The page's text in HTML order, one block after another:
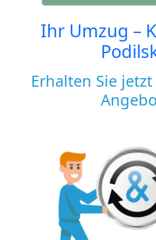
Ihr Umzug –
Erhalten Sie